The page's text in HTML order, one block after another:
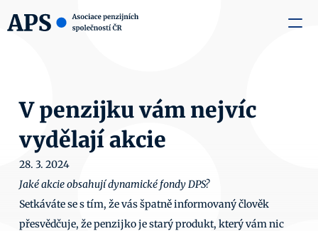
V penzijku vám nejvíc
vydělají akcie
28. 3. 2024
Jaké akcie obsahují dynamické fondy DPS?
Setkáváte se s tím, že vás špatně informovaný člověk
přesvědčuje, že penzijko je starý produkt, který vám nic